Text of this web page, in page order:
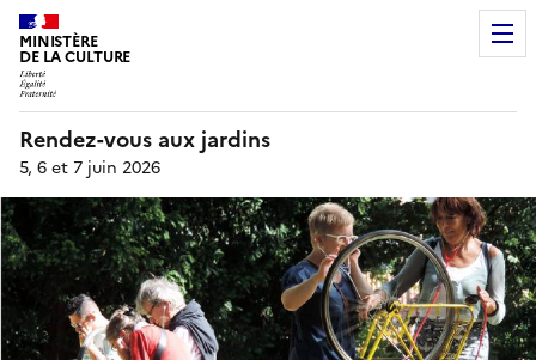
MINISTÈRE
DE LA CULTURE
Rendez-vous aux jardins
5, 6 et 7 juin 2026